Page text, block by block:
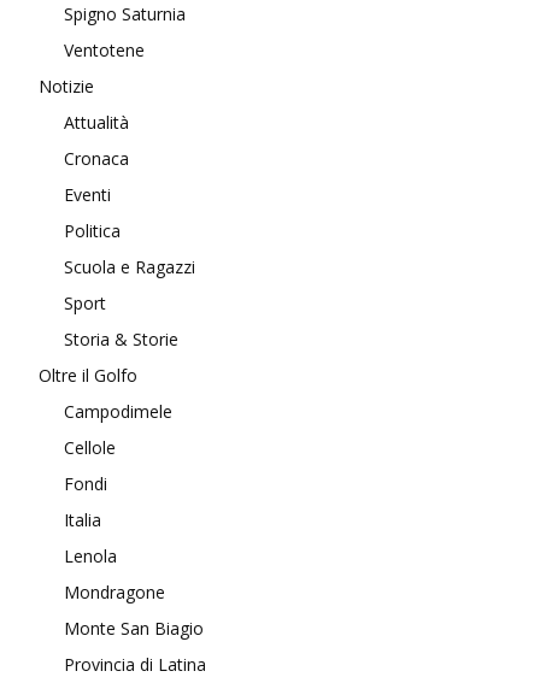
Spigno Saturnia
Ventotene
Notizie
Attualità
Cronaca
Eventi
Politica
Scuola e Ragazzi
Sport
Storia & Storie
Oltre il Golfo
Campodimele
Cellole
Fondi
Italia
Lenola
Mondragone
Monte San Biagio
Provincia di Latina